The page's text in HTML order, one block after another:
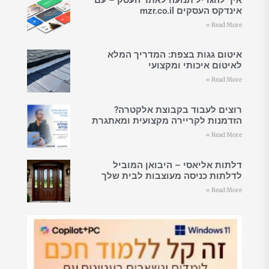
אינדקס העסקים mzr.co.il
Read More »
איטום גגות בצפת: המדריך המלא
לאיטום איכותי ומקצועי
Read More »
רוצים לעבוד בקבוצת אלקטרה?
הזדמנות לקריירה מקצועית ומאתגרת
Read More »
דלתות אליאסי – היבואן המוביל
לדלתות כניסה מעוצבות לבית שלך
Read More »